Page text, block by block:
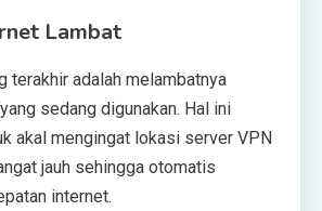
Lambat
terakhir adalah melambatnya
sedang digunakan. Hal ini
akal mengingat lokasi server VPN
jauh sehingga otomatis
internet.